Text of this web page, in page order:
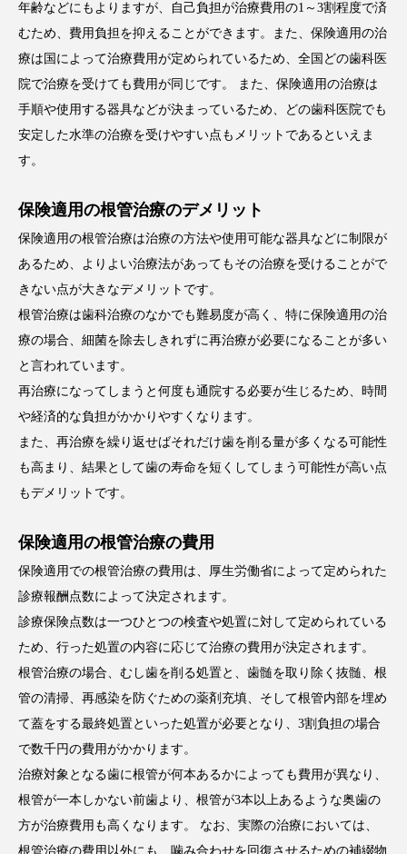
年齢などにもよりますが、自己負担が治療費用の1～3割程度で済
むため、費用負担を抑えることができます。また、保険適用の治
療は国によって治療費用が定められているため、全国どの歯科医
院で治療を受けても費用が同じです。 また、保険適用の治療は
手順や使用する器具などが決まっているため、どの歯科医院でも
安定した水準の治療を受けやすい点もメリットであるといえま
す。
保険適用の根管治療のデメリット
保険適用の根管治療は治療の方法や使用可能な器具などに制限が
あるため、よりよい治療法があってもその治療を受けることがで
きない点が大きなデメリットです。
根管治療は歯科治療のなかでも難易度が高く、特に保険適用の治
療の場合、細菌を除去しきれずに再治療が必要になることが多い
と言われています。
再治療になってしまうと何度も通院する必要が生じるため、時間
や経済的な負担がかかりやすくなります。
また、再治療を繰り返せばそれだけ歯を削る量が多くなる可能性
も高まり、結果として歯の寿命を短くしてしまう可能性が高い点
もデメリットです。
保険適用の根管治療の費用
保険適用での根管治療の費用は、厚生労働省によって定められた
診療報酬点数によって決定されます。
診療保険点数は一つひとつの検査や処置に対して定められている
ため、行った処置の内容に応じて治療の費用が決定されます。
根管治療の場合、むし歯を削る処置と、歯髄を取り除く抜髄、根
管の清掃、再感染を防ぐための薬剤充填、そして根管内部を埋め
て蓋をする最終処置といった処置が必要となり、3割負担の場合
で数千円の費用がかかります。
治療対象となる歯に根管が何本あるかによっても費用が異なり、
根管が一本しかない前歯より、根管が3本以上あるような奥歯の
方が治療費用も高くなります。 なお、実際の治療においては、
根管治療の費用以外にも、噛み合わせを回復させるための補綴物